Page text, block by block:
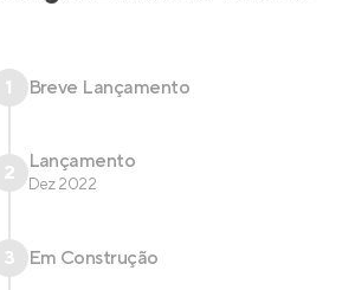
1 Breve Lançamento
2 Lançamento
Dez 2022
3 Em Construção